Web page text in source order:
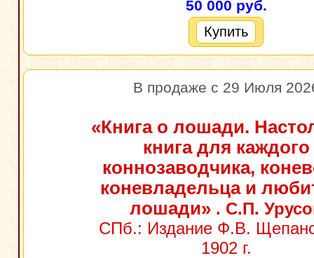
50 000 руб.
Купить
В продаже с 29 Июля
«Книга о лошади.
книга для каждого
коннозаводчика,
коневладельца и
лошади». С.П.
СПб.: Издание Ф.В.
1902 г.